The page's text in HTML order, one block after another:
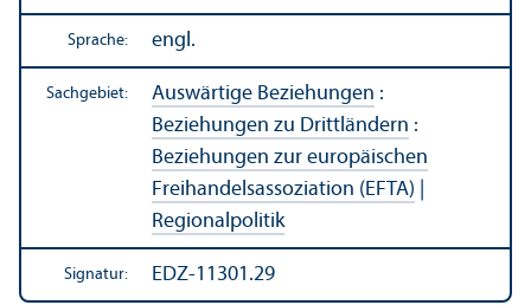
Sprache: engl.
Sachgebiet: Auswärtige Beziehungen :
Beziehungen zu Drittländern :
Beziehungen zur europäischen
Freihandels­assoziation (EFTA)
Regionalpolitik
Signatur: EDZ-11301.29